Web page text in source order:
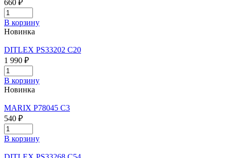
660 ₽
В корзину
Новинка
DITLEX PS33202 C20
1 990 ₽
В корзину
Новинка
MARIX P78045 C3
540 ₽
В корзину